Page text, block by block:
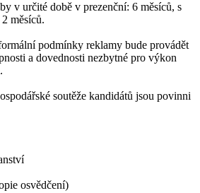
v určité době v prezenční: 6 měsíců, s
měsíců.
podmínky reklamy bude provádět
a dovednosti nezbytné pro výkon
soutěže kandidátů jsou povinni
osvědčení)